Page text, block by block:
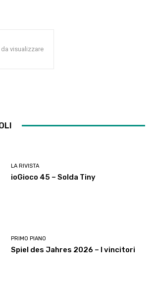
visualizzare
LA RIVISTA
ioGioco 45 – Solda Tiny
PRIMO PIANO
Spiel des Jahres 2026 – I vincitori